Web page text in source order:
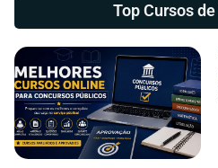
Top Cursos de